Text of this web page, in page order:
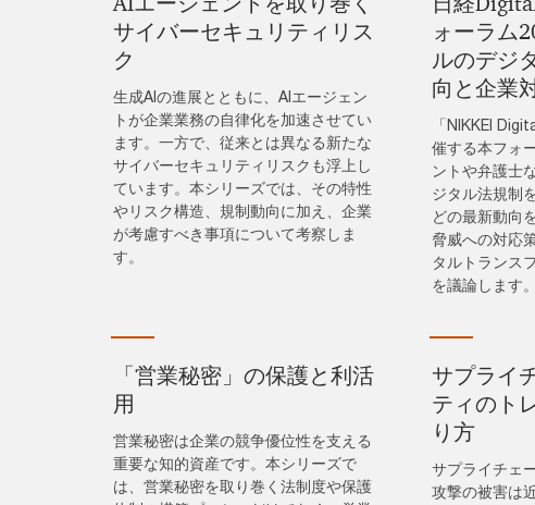
サイバーセキュリティリス
ク
生成AIの進展とともに、AIエージェン
トが企業業務の自律化を加速させてい
ます。一方で、従来とは異なる新たな
サイバーセキュリティリスクも浮上し
ています。本シリーズでは、その特性
やリスク構造、規制動向に加え、企業
が考慮すべき事項について考察しま
す。
ォーラム
ルのデジ
向と企業
「NIKKEI
催する本フォ
ントや弁護士
ジタル法規制
どの最新動向
脅威への対応
タルトランス
を議論します。
「営業秘密」の保護と利活
用
営業秘密は企業の競争優位性を支える
重要な知的資産です。本シリーズで
は、営業秘密を取り巻く法制度や保護
サプライ
ティのト
り方
サプライチェ
攻撃の被害は